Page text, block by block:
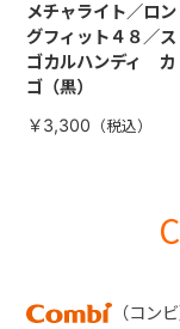
メチャライト／ロン
グフィット４８／ス
ゴカルハンディ カ
ゴ（黒）
￥3,300
（コンビ